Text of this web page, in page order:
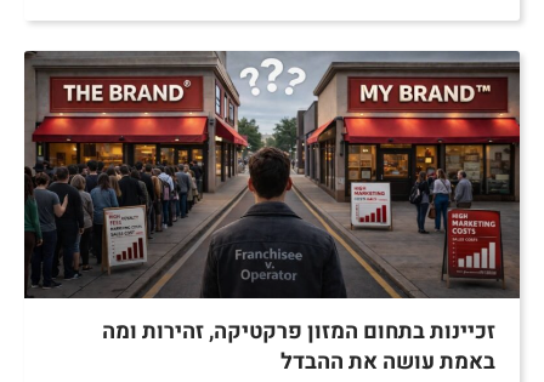
זכיינות בתחום המזון פרקטיקה, זהירות ומה
באמת עושה את ההבדל